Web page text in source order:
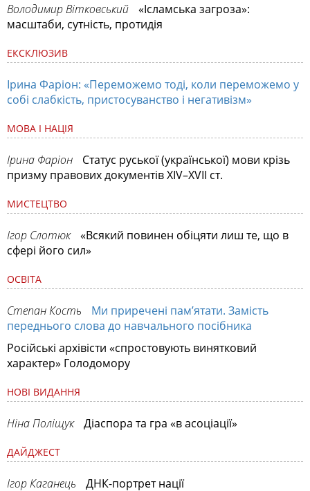
Володимир Вітковський
«Ісламська загроза»:
масштаби, сутність, протидія
ЕКСКЛЮЗИВ
Ірина Фаріон: «Переможемо тоді, коли переможемо у
собі слабкість, пристосуванство і негативізм»
МОВА І НАЦІЯ
Ірина Фаріон
Статус руської (української) мови крізь
призму правових документів ХIV–ХVII ст.
МИСТЕЦТВО
Ігор Слотюк
«Всякий повинен обіцяти лиш те, що в
сфері його сил»
ОСВІТА
Степан Кость
Ми приречені пам’ятати. Замість
переднього слова до навчального посібника
Російські архівісти «спростовують винятковий
характер» Голодомору
НОВІ ВИДАННЯ
Ніна Поліщук Діаспора та гра «в асоціації»
ДАЙДЖЕСТ
Ігор Каганець ДНК-портрет нації